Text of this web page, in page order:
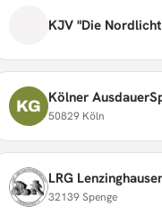
KJV "Die
KG Kölner
50829 Köln
LRG
32139 Spenge